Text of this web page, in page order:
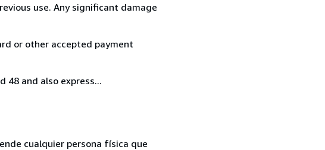
use. Any significant damage
or other accepted payment
48 and also express...
cualquier persona física que